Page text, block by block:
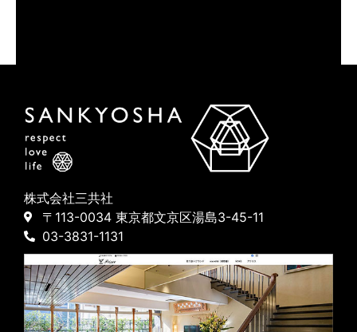
株式会社三共社
〒113-0034 東京都文京区湯島3-45-11
03-3831-1131